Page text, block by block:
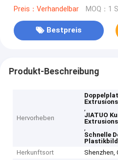
Preis：Verhandelbar MOQ：1
Bestpreis
Produkt-Beschreibung
Hervorheben
,
JIATUO
,
Schnelle
Herkunftsort
Shenzhen,